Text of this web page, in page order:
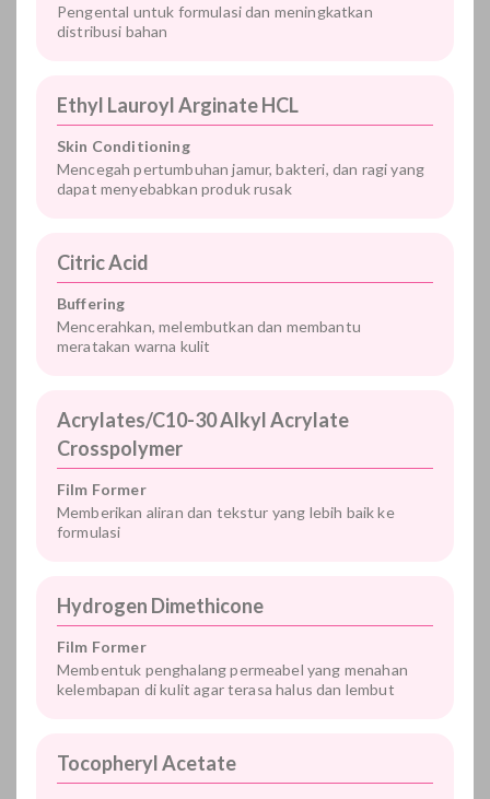
Pengental untuk formulasi dan meningkatkan
distribusi bahan
Ethyl Lauroyl Arginate HCL
Skin Conditioning
Mencegah pertumbuhan jamur, bakteri, dan ragi yang
dapat menyebabkan produk rusak
Citric Acid
Buffering
Mencerahkan, melembutkan dan membantu
meratakan warna kulit
Acrylates/C10-30 Alkyl Acrylate
Crosspolymer
Film Former
Memberikan aliran dan tekstur yang lebih baik ke
formulasi
Hydrogen Dimethicone
Film Former
Membentuk penghalang permeabel yang menahan
kelembapan di kulit agar terasa halus dan lembut
Tocopheryl Acetate